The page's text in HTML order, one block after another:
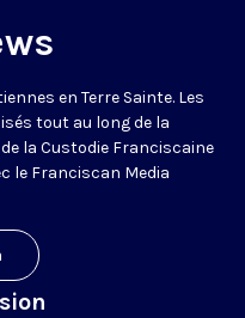
en Terre Sainte. Les
tout au long de la
la Custodie Franciscaine
le Franciscan Media